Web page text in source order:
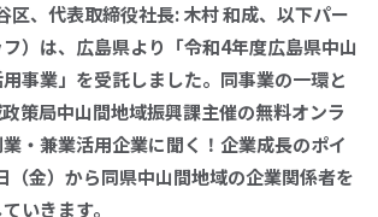
ソルテンプスタッフへの
お問い合わせ
0120-106-102
平日 9:00 - 18:00
区、代表取締役社長: 木村 和成、以下パー
）は、広島県より「令和4年度広島県中山
事業」を受託しました。同事業の一環と
策局中山間地域振興課主催の無料オンラ
・兼業活用企業に聞く！企業成長のポイ
（金）から同県中山間地域の企業関係者を
いきます。